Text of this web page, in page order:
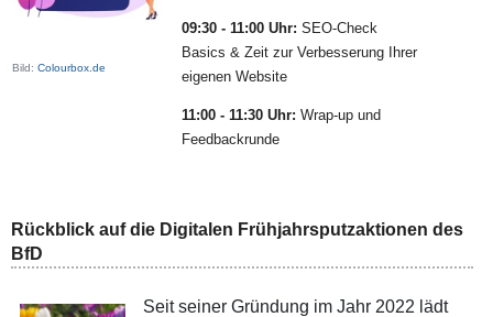
Bild: Colourbox.de
09:30 - 11:00 Uhr: SEO-Check
Basics & Zeit zur Verbesserung Ihrer
eigenen Website
11:00 - 11:30 Uhr: Wrap-up und
Feedbackrunde
Rückblick auf die Digitalen Frühjahrsputzaktionen des
BfD
Seit seiner Gründung im Jahr 2022 lädt